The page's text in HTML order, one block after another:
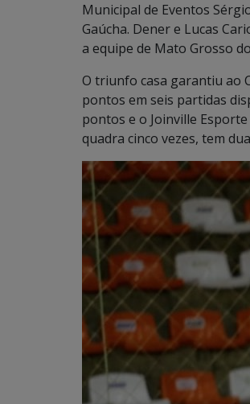
Municipal de Eventos
Gaúcha. Dener e Lucas
a equipe de Mato Grosso
O triunfo casa garantiu ao
pontos em seis partidas
pontos e o Joinville
quadra cinco vezes, tem